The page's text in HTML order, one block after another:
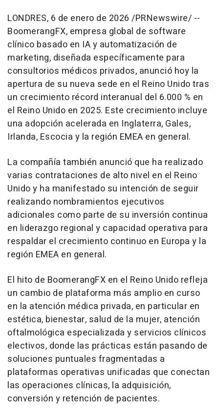
LONDRES, 6 de enero de 2026 /PRNewswire/ --
BoomerangFX, empresa global de software
clínico basado en IA y automatización de
marketing, diseñada específicamente para
consultorios médicos privados, anunció hoy la
apertura de su nueva sede en el Reino Unido tras
un crecimiento récord interanual del 6.000 % en
el Reino Unido en 2025. Este crecimiento incluye
una adopción acelerada en Inglaterra, Gales,
Irlanda, Escocia y la región EMEA en general.
La compañía también anunció que ha realizado
varias contrataciones de alto nivel en el Reino
Unido y ha manifestado su intención de seguir
realizando nombramientos ejecutivos
adicionales como parte de su inversión continua
en liderazgo regional y capacidad operativa para
respaldar el crecimiento continuo en Europa y la
región EMEA en general.
El hito de BoomerangFX en el Reino Unido refleja
un cambio de plataforma más amplio en curso
en la atención médica privada, en particular en
estética, bienestar, salud de la mujer, atención
oftalmológica especializada y servicios clínicos
electivos, donde las prácticas están pasando de
soluciones puntuales fragmentadas a
plataformas operativas unificadas que conectan
las operaciones clínicas, la adquisición,
conversión y retención de pacientes.